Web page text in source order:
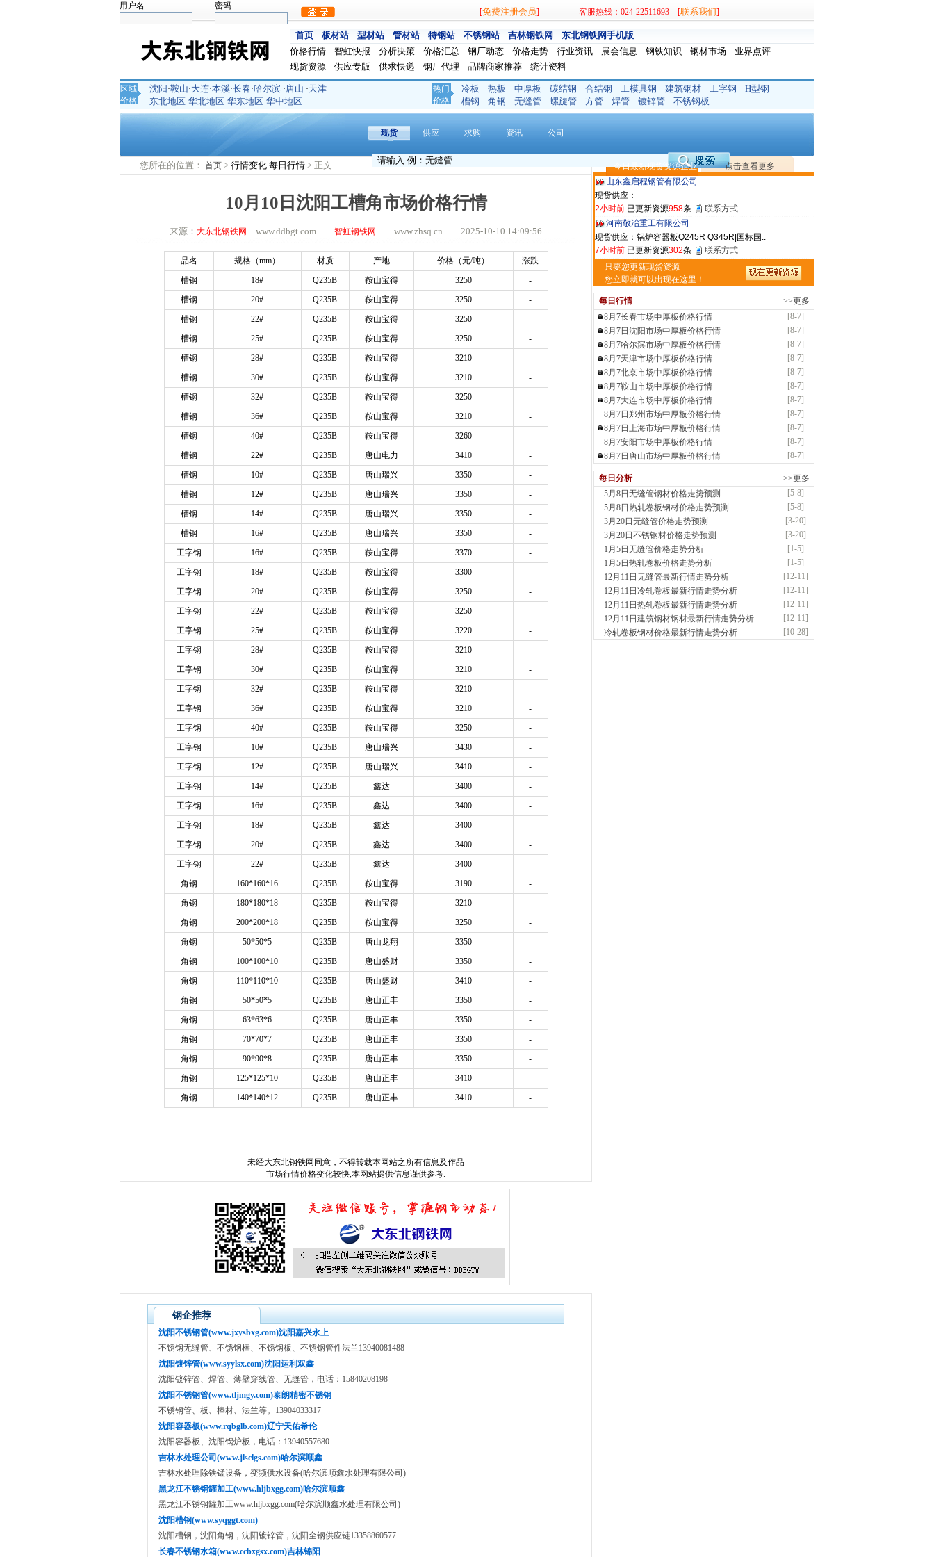
用户名 密码
[免费注册会员] 客服热线：024-22511693 [联系我们]
首页 板材站 型材站 管材站 特钢站 不锈钢站 吉林钢铁网
东北钢铁网手机版
价格行情
智虹快报 分析决策 价格汇总 钢厂动态 价格走势 行业资讯 展会信息 钢铁知识 钢材市场
业界点评
现货资源
供应专版 供求快递 钢厂代理 品牌商家推荐 统计资料
区域
价格
沈阳 ·鞍山·大连·本溪·长春·哈尔滨 ·唐山 ·天津
东北地区·华北地区·华东地区·华中地区
热门
价格
冷板 热板 中厚板 碳结钢 合结钢 工模具钢 建筑钢材 工字钢
H型钢
槽钢
角钢 无缝管 螺旋管 方管 焊管 镀锌管 不锈钢板
现货 供应 求购 资讯 公司
您所在的位置： 首页 > 行情变化 每日行情 > 正文
10月10日沈阳工槽角市场价格行情
来源： 大东北钢铁网 www.ddbgt.com 智虹钢铁网 www.zhsq.cn 2025-10-10 14:09:56
品名 规格（mm） 材质 产地 价格（元/吨）
涨跌
槽钢
18# Q235B 鞍山宝得 3250
-
槽钢
20# Q235B 鞍山宝得 3250
-
槽钢
22# Q235B 鞍山宝得 3250
-
槽钢
25# Q235B 鞍山宝得 3250
-
槽钢
28# Q235B 鞍山宝得 3210
-
槽钢
30# Q235B 鞍山宝得 3210
-
槽钢
32# Q235B 鞍山宝得 3250
-
槽钢
36# Q235B 鞍山宝得 3210
-
槽钢
40# Q235B 鞍山宝得 3260
-
槽钢
22# Q235B 唐山电力 3410
-
槽钢
10# Q235B 唐山瑞兴 3350
-
槽钢
12# Q235B 唐山瑞兴 3350
-
槽钢
14# Q235B 唐山瑞兴 3350
-
槽钢
16# Q235B 唐山瑞兴 3350
-
工字钢
16# Q235B 鞍山宝得 3370
-
工字钢
18# Q235B 鞍山宝得 3300
-
工字钢
20# Q235B 鞍山宝得 3250
-
工字钢
22# Q235B 鞍山宝得 3250
-
工字钢
25# Q235B 鞍山宝得 3220
-
工字钢
28# Q235B 鞍山宝得 3210
-
工字钢
30# Q235B 鞍山宝得 3210
-
工字钢
32# Q235B 鞍山宝得 3210
-
工字钢
36# Q235B 鞍山宝得 3210
-
工字钢
40# Q235B 鞍山宝得 3250
-
工字钢
10# Q235B 唐山瑞兴 3430
-
工字钢
12# Q235B 唐山瑞兴 3410
-
工字钢
14# Q235B 鑫达 3400
-
工字钢
16# Q235B 鑫达 3400
-
工字钢
18# Q235B 鑫达 3400
-
工字钢
20# Q235B 鑫达 3400
-
工字钢
22# Q235B 鑫达 3400
-
角钢
160*160*16 Q235B 鞍山宝得 3190
-
角钢
180*180*18 Q235B 鞍山宝得 3210
-
角钢
200*200*18 Q235B 鞍山宝得 3250
-
角钢
50*50*5 Q235B 唐山龙翔 3350
-
角钢
100*100*10 Q235B 唐山盛财 3350
-
角钢
110*110*10 Q235B 唐山盛财 3410
-
角钢
50*50*5 Q235B 唐山正丰 3350
-
角钢
63*63*6 Q235B 唐山正丰 3350
-
角钢
70*70*7 Q235B 唐山正丰 3350
-
角钢
90*90*8 Q235B 唐山正丰 3350
-
角钢
125*125*10 Q235B 唐山正丰 3410
-
角钢
140*140*12 Q235B 唐山正丰 3410 -
未经大东北钢铁网 同意，不得转载本网站之所有信息及作品
市场行情价格变化较快,本网站提供信息谨供参考.
今日最新现货资源企业 点击查看更多
玖隆晟钢管制造有限公司
现货供应：无缝管|合金管|圆钢|精密光亮管|马氏体..
现货供应：低合金板|高强度板|Z向板|
2小时前已更新资源254条
联系方式
山东鑫启程钢管有限公司
现货供应：
2小时前已更新资源958条
联系方式
河南敬冶重工有限公司
现货供应：锅炉容器板Q245R Q345R|国标国..
7小时前已更新资源302条
联系方式
天津亿宇金属材料有限公司（曼内斯曼）
现货供应：天津钢管|国产合金管|高压锅炉管|石油裂..
7小时前已更新资源1187条
联系方式
舞钢市恒沃钢铁贸易有限公司
现货供应：耐磨板| 优碳板|低合金板|风电钢板|海..
23小时前已更新资源483条
联系方式
河南省智帅实业有限公司
现货供应：特厚钢板|耐磨钢|容器板|
1天前 已更新资源1042条
联系方式
舞钢市盛隆物资有限公司
现货供应：中低温锅炉容器板|中厚板|耐磨板|高强板..
1天前 已更新资源21条
联系方式
天津宝仓腾飞钢管销售有限公司
现货供应：输送流体管、高压锅炉管、化肥专用管、耐低..
1天前 已更新资源875条
联系方式
天津市辰建商贸有限公司
现货供应：不锈方管| 热扩无缝管| 方矩管
1天前
已更新资源1280 条
联系方式
玖隆晟钢管制造有限公司
现货供应：无缝管|合金管|圆钢|精密光亮管|马氏体..
1小时前
已更新资源419 条
联系方式
安阳市润兴商贸有限公司
现货供应：低合金板|高强度板|Z向板|
2小时前
已更新资源 254 条
联系方式
山东鑫启程钢管有限公司
现货供应：
2小时前
已更新资源958 条
联系方式
河南敬冶重工有限公司
只要您更新现货资源
您立即就可以出现在这里！
每日行情
>>更多
8月7长春市场中厚板价格行情
[8-7]
8月7日沈阳市场中厚板价格行情
[8-7]
8月7哈尔滨市场中厚板价格行情
[8-7]
8月7天津市场中厚板价格行情
[8-7]
8月7北京市场中厚板价格行情
[8-7]
8月7鞍山市场中厚板价格行情
[8-7]
8月7大连市场中厚板价格行情
[8-7]
8月7日郑州市场中厚板价格行情
[8-7]
8月7日上海市场中厚板价格行情
[8-7]
8月7安阳市场中厚板价格行情
[8-7]
8月7日唐山市场中厚板价格行情
[8-7]
每日分析
>>更多
5月8日无缝管钢材价格走势预测
[5-8]
5月8日热轧卷板钢材价格走势预测
[5-8]
3月20日无缝管价格走势预测
[3-20]
3月20日不锈钢材价格走势预测
[3-20]
1月5日无缝管价格走势分析
[1-5]
1月5日热轧卷板价格走势分析
[1-5]
12月11日无缝管最新行情走势分析
[12-11]
12月11日冷轧卷板最新行情走势分析
[12-11]
12月11日热轧卷板最新行情走势分析
[12-11]
12月11日建筑钢材钢材最新行情走势分析
[12-11]
冷轧卷板钢材价格最新行情走势分析
[10-28]
钢企推荐
沈阳不锈钢管(www.jxysbxg.com)沈阳嘉兴永上
不锈钢无缝管、不锈钢棒、不锈钢板、不锈钢管件法兰13940081488
沈阳镀锌管(www.syylsx.com)沈阳运利双鑫
沈阳镀锌管、焊管、薄壁穿线管、无缝管，电话：15840208198
沈阳不锈钢管(www.tljmgy.com)泰朗精密不锈钢
不锈钢管、板、棒材、法兰等。13904033317
沈阳容器板(www.rqbglb.com)辽宁天佑希伦
沈阳容器板、沈阳锅炉板，电话：13940557680
吉林水处理公司(www.jlsclgs.com)哈尔滨顺鑫
吉林水处理除铁锰设备，变频供水设备(哈尔滨顺鑫水处理有限公司)
黑龙江不锈钢罐加工(www.hljbxgg.com)哈尔滨顺鑫
黑龙江不锈钢罐加工www.hljbxgg.com(哈尔滨顺鑫水处理有限公司)
沈阳槽钢(www.syqggt.com)
沈阳槽钢，沈阳角钢，沈阳镀锌管，沈阳全钢供应链13358860577
长春不锈钢水箱(www.ccbxgsx.com)吉林锦阳